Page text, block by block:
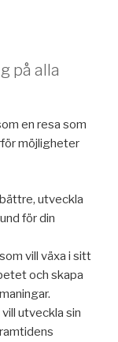
på alla
en resa som
möjligheter
utveckla
för din
vill växa i sitt
och skapa
utveckla sin